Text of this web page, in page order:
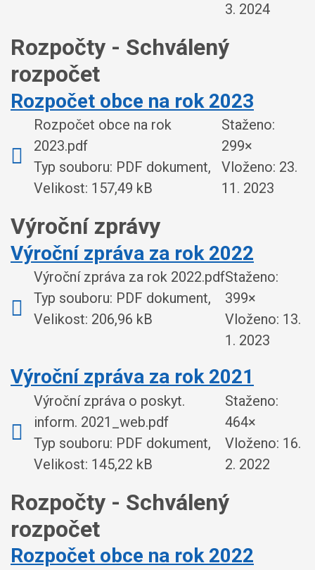
3. 2024
Rozpočty - Schválený
rozpočet
Rozpočet obce na rok 2023
Rozpočet obce na rok
2023.pdf
Typ souboru: PDF dokument,
Velikost: 157,49 kB
Staženo:
299×
Vloženo: 23.
11. 2023
Výroční zprávy
Výroční zpráva za rok 2022
Výroční zpráva za rok 2022.pdf
Typ souboru: PDF dokument,
Velikost: 206,96 kB
Staženo:
399×
Vloženo: 13.
1. 2023
Výroční zpráva za rok 2021
Výroční zpráva o poskyt.
inform. 2021_web.pdf
Typ souboru: PDF dokument,
Velikost: 145,22 kB
Staženo:
464×
Vloženo: 16.
2. 2022
Rozpočty - Schválený
rozpočet
Rozpočet obce na rok 2022